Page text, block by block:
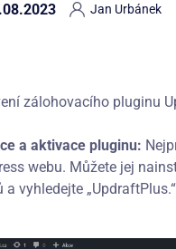
Jan Urbánek
zálohovacího pluginu
a aktivace pluginu:
webu. Můžete jej
a vyhledejte